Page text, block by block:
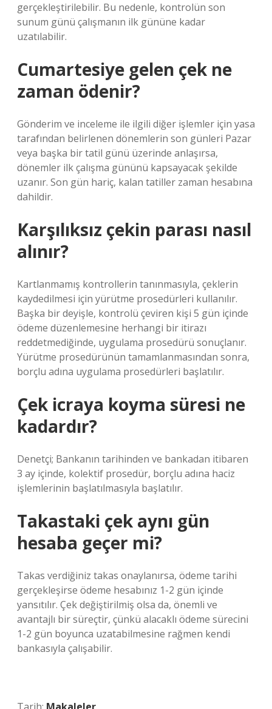
gerçekleştirilebilir. Bu nedenle, kontrolün son
sunum günü çalışmanın ilk gününe kadar
uzatılabilir.
Cumartesiye gelen çek ne
zaman ödenir?
Gönderim ve inceleme ile ilgili diğer işlemler için yasa
tarafından belirlenen dönemlerin son günleri Pazar
veya başka bir tatil günü üzerinde anlaşırsa,
dönemler ilk çalışma gününü kapsayacak şekilde
uzanır. Son gün hariç, kalan tatiller zaman hesabına
dahildir.
Karşılıksız çekin parası nasıl
alınır?
Kartlanmamış kontrollerin tanınmasıyla, çeklerin
kaydedilmesi için yürütme prosedürleri kullanılır.
Başka bir deyişle, kontrolü çeviren kişi 5 gün içinde
ödeme düzenlemesine herhangi bir itirazı
reddetmediğinde, uygulama prosedürü sonuçlanır.
Yürütme prosedürünün tamamlanmasından sonra,
borçlu adına uygulama prosedürleri başlatılır.
Çek icraya koyma süresi ne
kadardır?
Denetçi; Bankanın tarihinden ve bankadan itibaren
3 ay içinde, kolektif prosedür, borçlu adına haciz
işlemlerinin başlatılmasıyla başlatılır.
Takastaki çek aynı gün
hesaba geçer mi?
Takas verdiğiniz takas onaylanırsa, ödeme tarihi
gerçekleşirse ödeme hesabınız 1-2 gün içinde
yansıtılır. Çek değiştirilmiş olsa da, önemli ve
avantajlı bir süreçtir, çünkü alacaklı ödeme sürecini
1-2 gün boyunca uzatabilmesine rağmen kendi
bankasıyla çalışabilir.